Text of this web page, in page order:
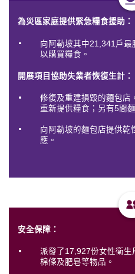
為災區家庭提供緊急糧食援助：
向阿勒坡其中21,341戶
以購買糧食。
開展項目協助失業者恢復生計：
修復及重建損毀的麵包店
重新提供糧食；另有5間
向阿勒坡的麵包店提供乾
應。
安全保障：
派發了17,927份女性衛生
棉條及肥皂等物品。